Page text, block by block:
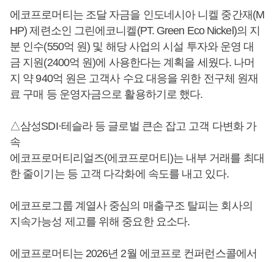
에코프로머티는 조달 자금을 인도네시아 니켈 중간재(M
HP) 제련소인 그린에코니켈(PT. Green Eco Nickel)의 지
분 인수(550억 원) 및 해당 사업의 시설 투자와 운영 대
금 지원(2400억 원)에 사용한다는 계획을 세웠다. 나머
지 약 940억 원은 고객사 수요 대응을 위한 전구체 원재
료 구매 등 운영자금으로 활용하기로 했다.
△삼성SDI·테슬라 등 글로벌 큰손 잡고 고객 다변화 가
속
에코프로머티리얼즈(에코프로머티)는 내부 거래를 최대
한 줄이기는 등 고객 다각화에 속도를 내고 있다.
에코프로그룹 계열사 중심의 매출구조 탈피는 회사의
지속가능성 제고를 위해 중요한 요소다.
에코프로머티는 2026년 2월 에코프로 컨퍼런스콜에서